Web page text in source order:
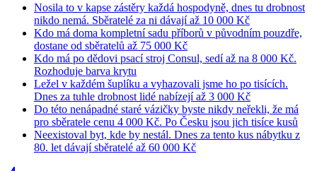
Nosila to v kapse zástěry každá hospodyně, dnes tu drobnost
nikdo nemá. Sběratelé za ni dávají až 10 000 Kč
Kdo má doma kompletní sadu příborů v původním pouzdře,
dostane od sběratelů až 75 000 Kč
Kdo má po dědovi psací stroj Consul, sedí až na 8 000 Kč.
Rozhoduje barva krytu
Ležel v každém šuplíku a vyhazovali jsme ho po tisících.
Dnes za tuhle drobnost lidé nabízejí až 3 000 Kč
Do této nenápadné staré vázičky byste nikdy neřekli, že má
pro sběratele cenu 4 000 Kč. Po Česku jsou jich tisíce kusů
Neexistoval byt, kde by nestál. Dnes za tento kus nábytku z
80. let dávají sběratelé až 60 000 Kč